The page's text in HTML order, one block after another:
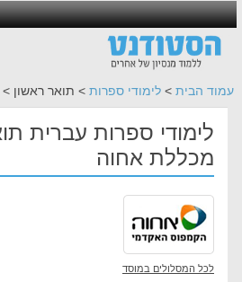
עמוד הבית > לימודי ספרות > תואר ראשון
לימודי ספרות עברית
מכללת אחוה
לכל המסלולים במוסד